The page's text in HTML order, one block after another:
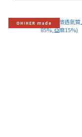
OH!HER made